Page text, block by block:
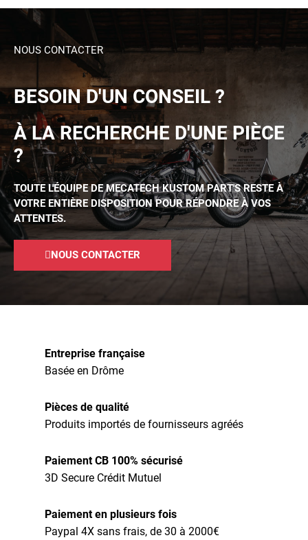
NOUS CONTACTER
BESOIN D'UN CONSEIL ?
À LA RECHERCHE D'UNE PIÈCE
?
TOUTE L'ÉQUIPE DE MECATECH KUSTOM PART'S RESTE À
VOTRE ENTIÈRE DISPOSITION POUR RÉPONDRE À VOS
ATTENTES.
NOUS CONTACTER
Entreprise française
Basée en Drôme
Pièces de qualité
Produits importés de fournisseurs agréés
Paiement CB 100% sécurisé
3D Secure Crédit Mutuel
Paiement en plusieurs fois
Paypal 4X sans frais, de 30 à 2000€